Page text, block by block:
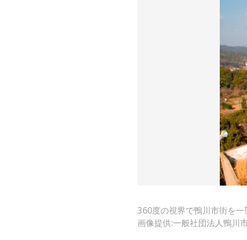
360度の視界で鴨川市街を一
画像提供:一般社団法人鴨川